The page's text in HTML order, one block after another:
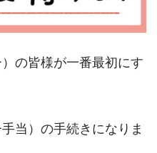
の皆様が一番最初にす
当）の手続きになりま